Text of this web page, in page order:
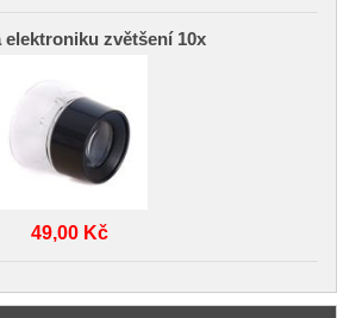
elektroniku zvětšení 10x
49,00 Kč